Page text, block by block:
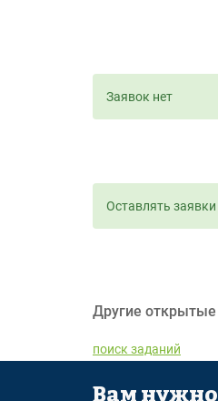
Заявок нет
Оставлять
Другие открытые
поиск заданий
Вам